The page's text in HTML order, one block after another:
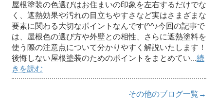
屋根塗装の色選びはお住まいの印象を左右するだけでな
く、遮熱効果や汚れの目立ちやすさなど実はさまざまな
要素に関わる大切なポイントなんです(^^♪今回の記事で
は、屋根色の選び方や外壁との相性、さらに遮熱塗料を
使う際の注意点について分かりやすく解説いたします！
後悔しない屋根塗装のためのポイントをまとめてい...続
きを読む
その他のブログ一覧→